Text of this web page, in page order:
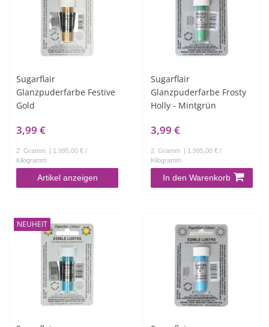
Sugarflair
Glanzpuderfarbe Festive
Gold
3,99 €
2 Gramm | 1.995,00 € /
Kilogramm
Artikel anzeigen
Sugarflair
Glanzpuderfarbe Frosty
Holly - Mintgrün
3,99 €
2 Gramm | 1.995,00 € /
Kilogramm
In den Warenkorb
NEUHEIT